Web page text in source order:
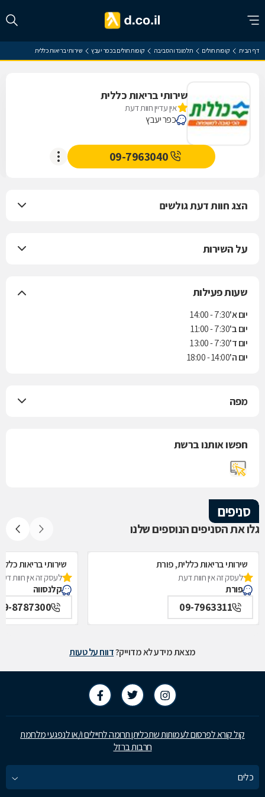
דף הבית קופות חולים תל מונד והסביבה קופות חולים בכפר יעבץ שירותי בריאות כללית
שירותי בריאות כללית
אין עדיין חוות דעת
כפר יעבץ
09-7963040
הצג חוות דעת גולשים
על השירות
שעות פעילות
יום א'7:30 - 14:00
יום ב'7:30 - 11:00
יום ד'7:30 - 13:00
יום ה'14:00 - 18:00
מפה
חפשו אותנו ברשת
סניפים
גלו את הסניפים הנוספים שלנו
שירותי בריאות כללית, פורת
לעסק זה אין חוות דעת
פורת
09-7963311
שירותי בריאות
לעסק זה אין חוות
קלנסווה
8787300
מצאת מידע לא מדוייק?דווח על טעות
קול קורא לפרסום לעמותות שתכליתן תרומה לחיילים ו/או לנפגעי מלחמת
חרבות ברזל
כלים